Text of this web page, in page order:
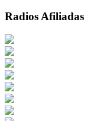
Radios Afiliadas